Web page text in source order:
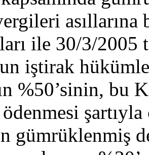
asıllarına
ile 30/3/2005
iştirak
%50’sinin, bu
gümrüklenmiş